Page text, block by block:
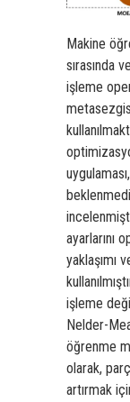
Makine
sırasında
işleme
ayarlarını
yaklaşımı
işleme
Nelder-
öğrenme
olarak,
artırmak